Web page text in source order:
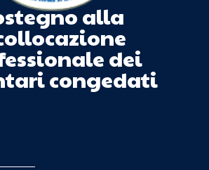
alla
dei
congedati